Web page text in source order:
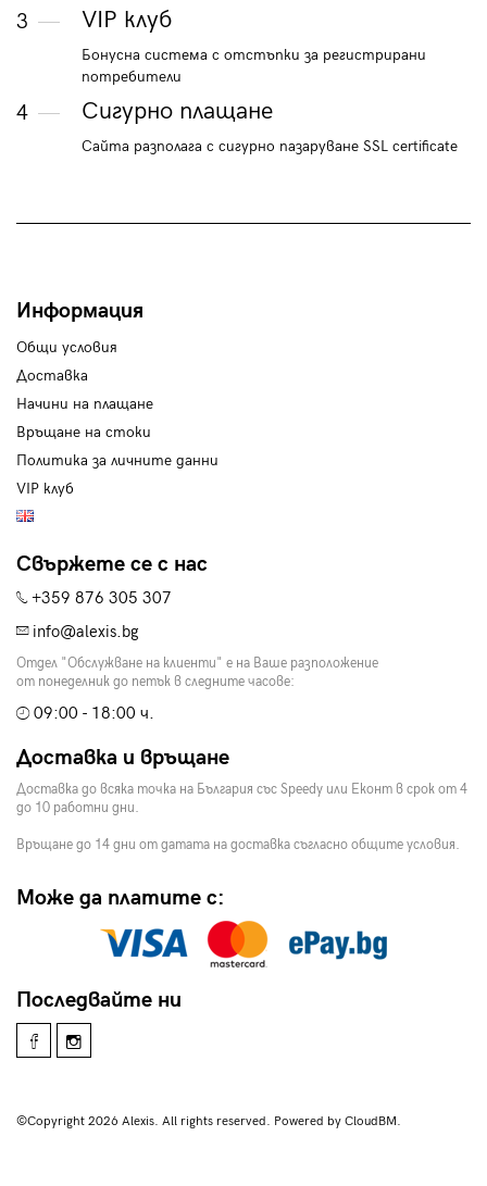
3 VIP клуб
Бонусна система с отстъпки за регистрирани
потребители
4 Сигурно плащане
Сайта разполага с сигурно пазаруване SSL certificate
Информация
Общи условия
Доставка
Начини на плащане
Връщане на стоки
Политика за личните данни
VIP клуб
Свържете се с нас
+359 876 305 307
info@alexis.bg
Отдел "Обслужване на клиенти" е на Ваше разположение
от понеделник до петък в следните часове:
09:00 - 18:00 ч.
Доставка и връщане
Доставка до всяка точка на България със Speedy или Еконт в срок от 4
до 10 работни дни.
Връщане до 14 дни от датата на доставка съгласно общите условия.
Може да платите с:
Последвайте ни
©Copyright 2026 Alexis. All rights reserved. Powered by CloudBM.